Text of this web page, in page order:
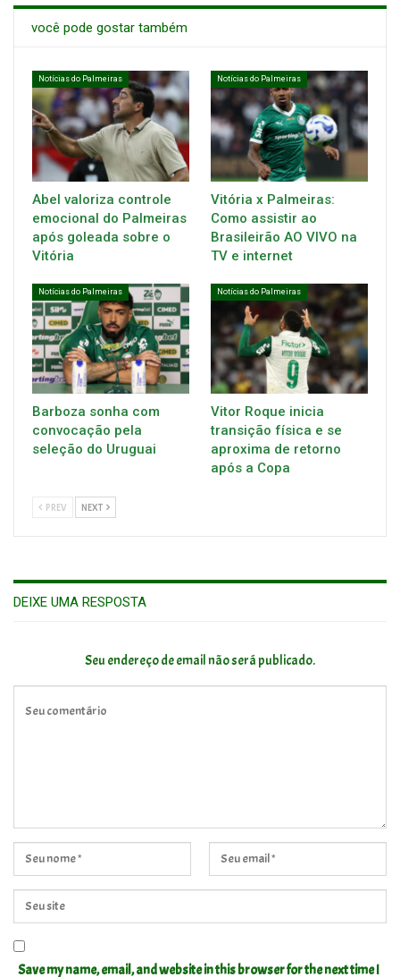
você pode gostar também
Notícias do Palmeiras
Abel valoriza controle
emocional do Palmeiras
após goleada sobre o
Vitória
Notícias do Palmeiras
Vitória x Palmeiras:
Como assistir ao
Brasileirão AO VIVO na
TV e internet
Notícias do Palmeiras
Barboza sonha com
convocação pela
seleção do Uruguai
Notícias do Palmeiras
Vitor Roque inicia
transição física e se
aproxima de retorno
após a Copa
PREV NEXT
DEIXE UMA RESPOSTA
Seu endereço de email não será publicado.
Save my name, email, and website in this browser for the next time I